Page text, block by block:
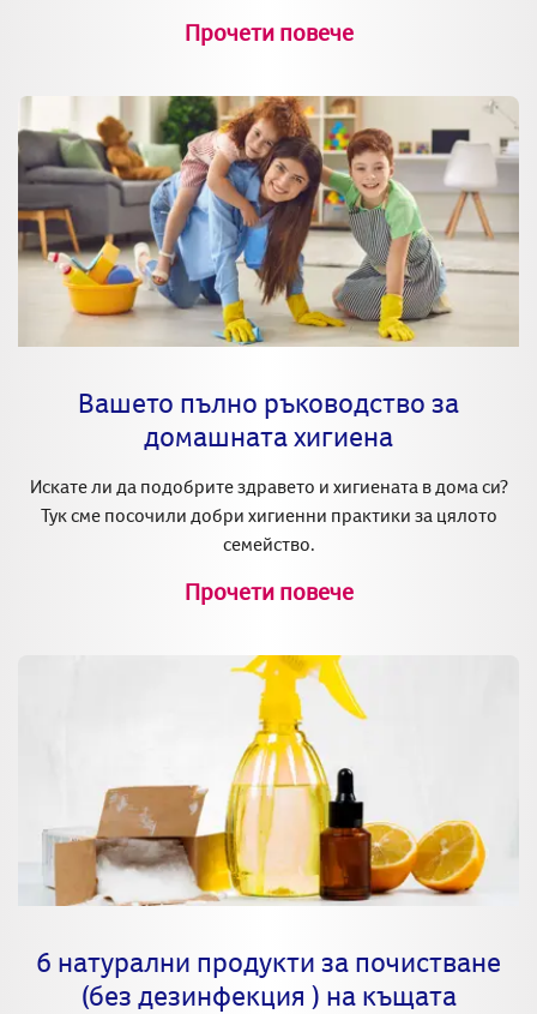
Прочети повече
Вашето пълно ръководство за
домашната хигиена
Искате ли да подобрите здравето и хигиената в дома си?
Тук сме посочили добри хигиенни практики за цялото
семейство.
Прочети повече
6 натурални продукти за почистване
(без дезинфекция ) на къщата